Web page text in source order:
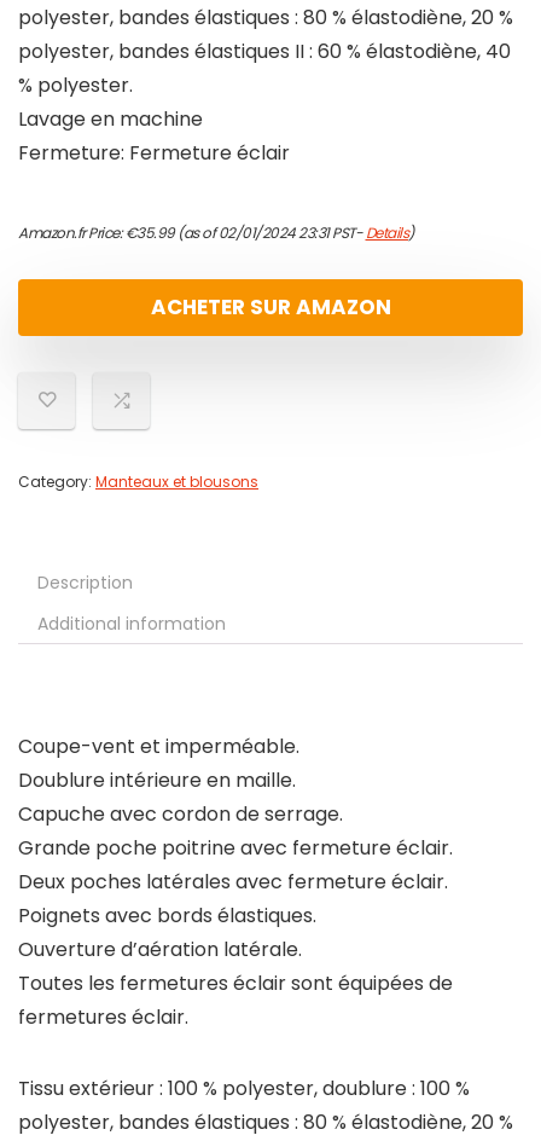
polyester, bandes élastiques : 80 % élastodiène, 20 %
polyester, bandes élastiques II : 60 % élastodiène, 40
% polyester.
Lavage en machine
Fermeture: Fermeture éclair
Amazon.fr Price:€35.99(as of 02/01/2024 23:31 PST-Details)
ACHETER SUR AMAZON
Category: Manteaux et blousons
Description
Additional information
Coupe-vent et imperméable.
Doublure intérieure en maille.
Capuche avec cordon de serrage.
Grande poche poitrine avec fermeture éclair.
Deux poches latérales avec fermeture éclair.
Poignets avec bords élastiques.
Ouverture d’aération latérale.
Toutes les fermetures éclair sont équipées de
fermetures éclair.
Tissu extérieur : 100 % polyester, doublure : 100 %
polyester, bandes élastiques : 80 % élastodiène, 20 %